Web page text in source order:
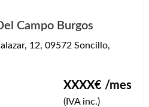
Campo Burgos
12, 09572 Soncillo,
XXXX€ /mes
(IVA inc.)